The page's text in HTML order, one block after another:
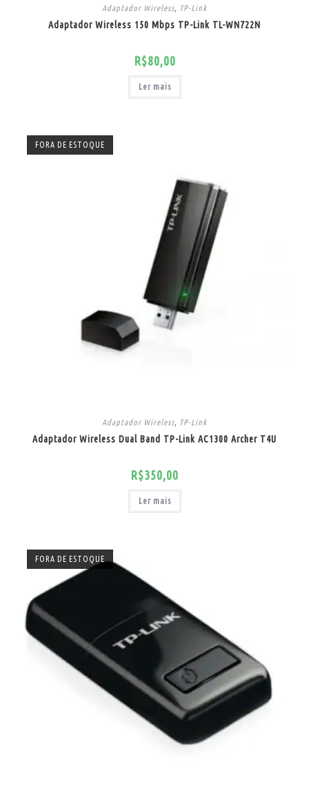
Adaptador Wireless, TP-Link
Adaptador Wireless 150 Mbps TP-Link TL-WN722N
R$80,00
Ler mais
FORA DE ESTOQUE
Adaptador Wireless, TP-Link
Adaptador Wireless Dual Band TP-Link AC1300 Archer T4U
R$350,00
Ler mais
FORA DE ESTOQUE